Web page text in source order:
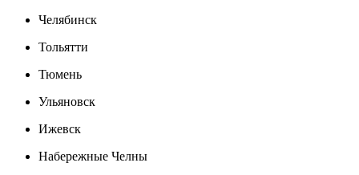
Челябинск
Тольятти
Тюмень
Ульяновск
Ижевск
Набережные Челны